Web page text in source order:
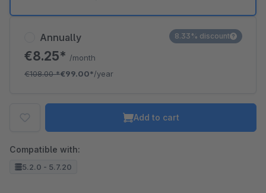
Annually
€8.25* /month
€108.00*€99.00*/year
8.33% discount
Add to cart
Compatible with:
5.2.0 - 5.7.20